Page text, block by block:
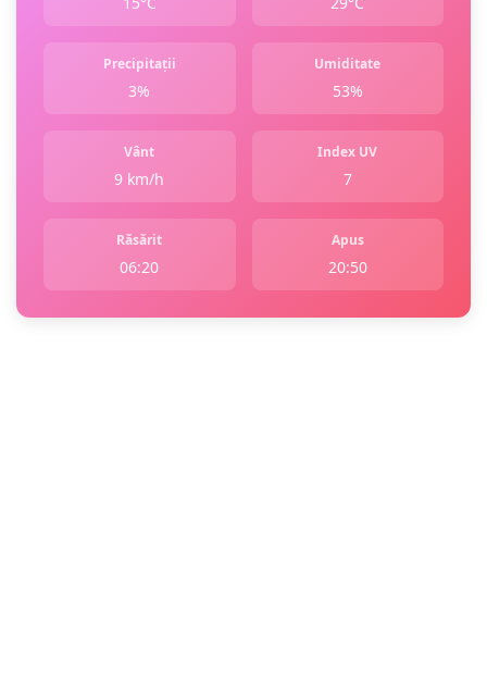
Precipitații
3%
Umiditate
53%
Vânt
9 km/h
Index UV
7
Răsărit
06:20
Apus
20:50